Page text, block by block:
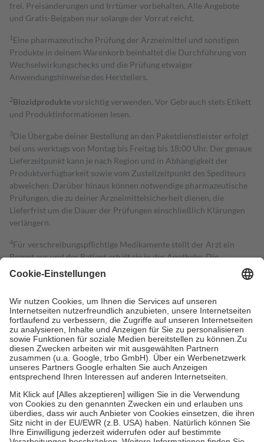
frei. Preisänderungen und Irrtümer vorbehalten. Alle Angebote
und Gratis-Beigaben nur solange der Vorrat reicht.
1 Eine pharmazeutische Prüfung der Arzneimittel und sonstigen
Produkte in deinem Warenkorb beinhaltet die Durchführung von
Wechselwirkungschecks und die Prüfung etwaiger
Anwendungshinweise des Herstellers.
2Biozidproduktevorsichtig verwenden. Vor Gebrauch stets Etikett
und Produktinformationen lesen.
3Die Übergabe deiner Bestellung an den Paketdienstleister erfolgt
bei uns werktags von Montag bis Freitag bis 18:00 Uhr. Der genaue
Lieferzeitpunkt kann je nach Region und in Abhängigkeit der
Produktverfügbarkeit sowie vom Zustellzeitpunkt des Spediteurs
abweichen. Darüber hinaus können notwendige pharmazeutische
Prüfungen, die zu deiner Arzneimittelsicherheit dienen, die
Lieferfrist um die Dauer der Prüfungen einschließlich Klärungen
verlängern.
4Für verschreibungspflichtige Medikamente stellt der Arzt ein
Rezept aus und der Patient erhält sie in der Apotheke. Die
gesetzliche Krankenversicherung übernimmt in der Regel die
Kosten dafür, der Versicherte trägt einen Teil davon als Zuzahlung
Grundsätzlich leisten Mitglieder Zuzahlungen in Höhe von zehn
Prozent des Abgabepreises,mindestens jedochfünf Euround
höchstens zehn Euro.Es sind jedoch nie mehr als die tatsächlichen
Kosten der Leistung zu entrichten.
Diese Regeln gelten grundsätzlich auch für Online-Apotheken.
Bei Heilmitteln und häuslicher Krankenpflege beträgt die
Zuzahlung zehn Prozent der Kosten sowie zehn Euro je
Verordnung.
Um das Engagement der Versicherten für ihre eigene Gesundheit zu
stärken und die besondere Stellung der Familie zu unterstützen,
fallenkeine Zuzahlungenan bei: